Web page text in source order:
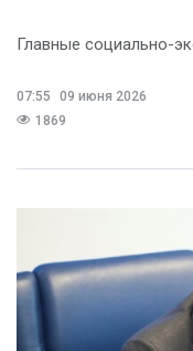
Главные социально-
07:55
09 июня 2026
1869